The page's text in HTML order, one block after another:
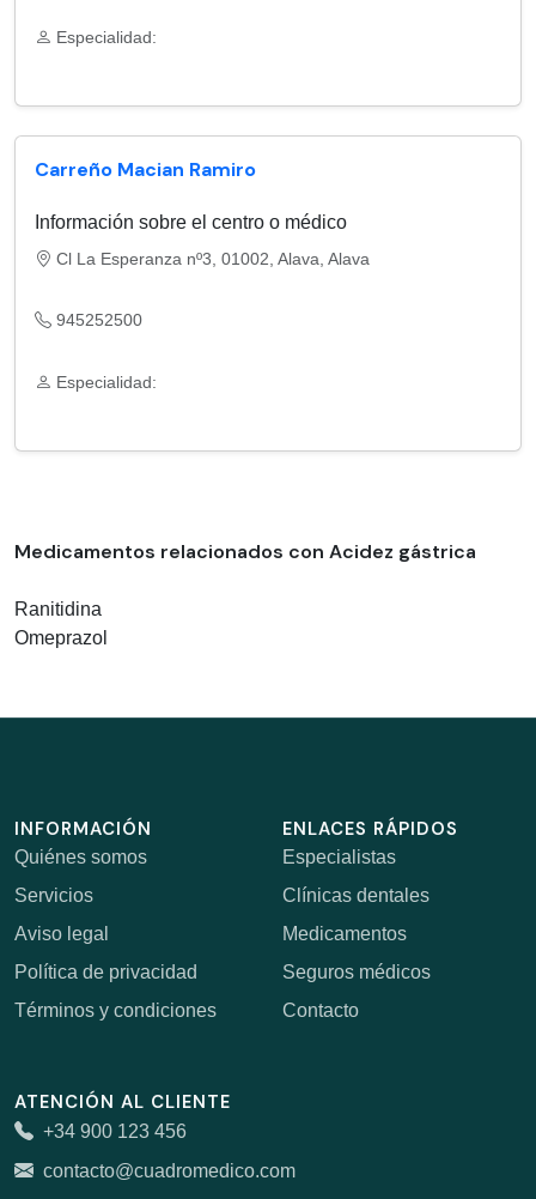
Especialidad:
Carreño Macian Ramiro
Información sobre el centro o médico
Cl La Esperanza nº3, 01002, Alava, Alava
945252500
Especialidad:
Medicamentos relacionados con Acidez gástrica
Ranitidina
Omeprazol
INFORMACIÓN
Quiénes somos
Servicios
Aviso legal
Política de privacidad
Términos y condiciones
ENLACES RÁPIDOS
Especialistas
Clínicas dentales
Medicamentos
Seguros médicos
Contacto
ATENCIÓN AL CLIENTE
+34 900 123 456
contacto@cuadromedico.com